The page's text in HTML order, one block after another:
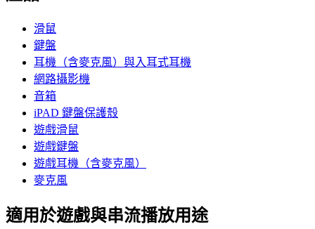
滑鼠
鍵盤
耳機（含麥克風）與入耳式耳機
網路攝影機
音箱
iPAD 鍵盤保護殼
遊戲滑鼠
遊戲鍵盤
遊戲耳機（含麥克風）
麥克風
適用於遊戲與串流播放用途